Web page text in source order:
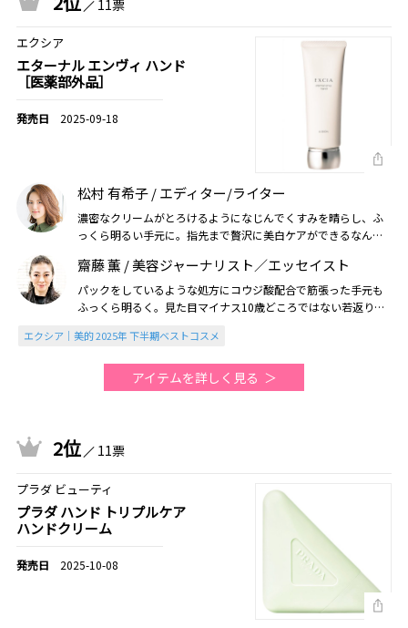
11票
エクシア
エターナル エンヴィ ハンド
［医薬部外品］
2025-09-18
松村 有希子 / エディター/ライター
濃密なクリームがとろけるようになじんでくすみを晴らし、ふ
っくら明るい手元に。指先まで贅沢に美白ケアができるなんて
齋藤 薫 / 美容ジャーナリスト／エッセイスト
パックをしているような処方にコウジ酸配合で筋張った手元も
ふっくら明るく。見た目マイナス10歳どころではない若返り！
エクシア｜美的 2025年 下半期ベストコスメ
アイテムを詳しく見る
2位 11票
プラダ ビューティ
プラダ ハンド トリプルケア
ハンドクリーム
2025-10-08